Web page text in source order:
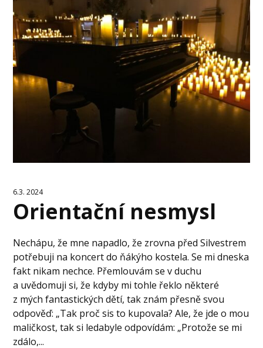
6.3. 2024
Orientační nesmysl
Nechápu, že mne napadlo, že zrovna před Silvestrem
potřebuji na koncert do ňákýho kostela. Se mi dneska
fakt nikam nechce. Přemlouvám se v duchu
a uvědomuji si, že kdyby mi tohle řeklo některé
z mých fantastických dětí, tak znám přesně svou
odpověď: „Tak proč sis to kupovala? Ale, že jde o mou
maličkost, tak si ledabyle odpovídám: „Protože se mi
zdálo,...